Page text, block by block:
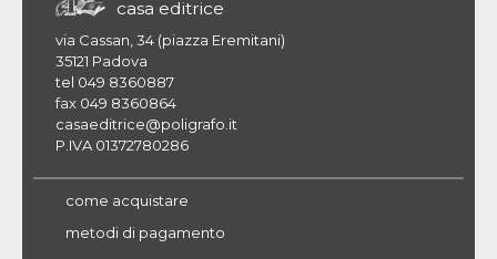
casa editrice
via Cassan, 34 (piazza Eremitani)
35121 Padova
tel 049 8360887
fax 049 8360864
casaeditrice@poligrafo.it
P.IVA 01372780286
come acquistare
metodi di pagamento